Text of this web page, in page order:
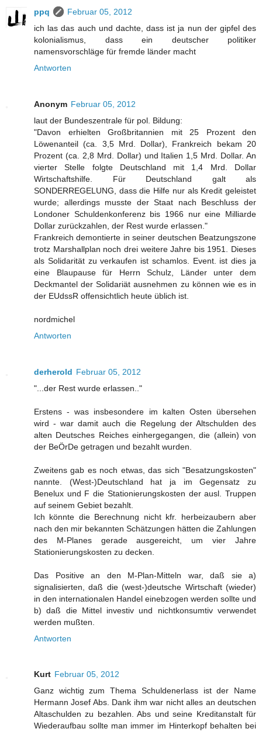
ppq
Februar 05, 2012
ich las das auch und dachte, dass ist ja nun der gipfel des
kolonialismus, dass ein deutscher politiker
namensvorschläge für fremde länder macht
Antworten
Anonym Februar 05, 2012
laut der Bundeszentrale für pol. Bildung:
"Davon erhielten Großbritannien mit 25 Prozent den
Löwenanteil (ca. 3,5 Mrd. Dollar), Frankreich bekam 20
Prozent (ca. 2,8 Mrd. Dollar) und Italien 1,5 Mrd. Dollar. An
vierter Stelle folgte Deutschland mit 1,4 Mrd. Dollar
Wirtschaftshilfe. Für Deutschland galt als
SONDERREGELUNG, dass die Hilfe nur als Kredit geleistet
wurde; allerdings musste der Staat nach Beschluss der
Londoner Schuldenkonferenz bis 1966 nur eine Milliarde
Dollar zurückzahlen, der Rest wurde erlassen."
Frankreich demontierte in seiner deutschen Beatzungszone
trotz Marshallplan noch drei weitere Jahre bis 1951. Dieses
als Solidarität zu verkaufen ist schamlos. Event. ist dies ja
eine Blaupause für Herrn Schulz, Länder unter dem
Deckmantel der Solidariät ausnehmen zu können wie es in
der EUdssR offensichtlich heute üblich ist.
nordmichel
Antworten
derherold Februar 05, 2012
"...der Rest wurde erlassen.."
Erstens - was insbesondere im kalten Osten übersehen
wird - war damit auch die Regelung der Altschulden des
alten Deutsches Reiches einhergegangen, die (allein) von
der BeÖrDe getragen und bezahlt wurden.
Zweitens gab es noch etwas, das sich "Besatzungskosten"
nannte. (West-)Deutschland hat ja im Gegensatz zu
Benelux und F die Stationierungskosten der ausl. Truppen
auf seinem Gebiet bezahlt.
Ich könnte die Berechnung nicht kfr. herbeizaubern aber
nach den mir bekannten Schätzungen hätten die Zahlungen
des M-Planes gerade ausgereicht, um vier Jahre
Stationierungskosten zu decken.
Das Positive an den M-Plan-Mitteln war, daß sie a)
signalisierten, daß die (west-)deutsche Wirtschaft (wieder)
in den internationalen Handel einebzogen werden sollte und
b) daß die Mittel investiv und nichtkonsumtiv verwendet
werden mußten.
Antworten
Kurt Februar 05, 2012
Ganz wichtig zum Thema Schuldenerlass ist der Name
Hermann Josef Abs. Dank ihm war nicht alles an deutschen
Altaschulden zu bezahlen. Abs und seine Kreditanstalt für
Wiederaufbau sollte man immer im Hinterkopf behalten bei